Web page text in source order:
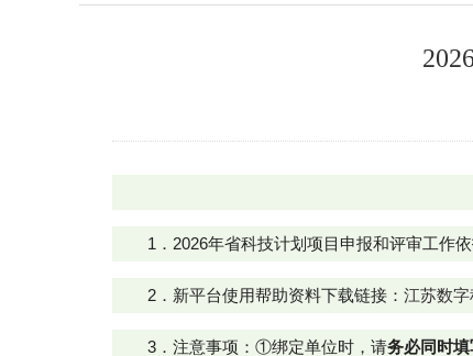
1 ．2026年省科技计划项目申报和评审工作
2 ．新平台使用帮助资料下载链接： 江苏数字
3 ．注意事项：①绑定单位时，请务必同时